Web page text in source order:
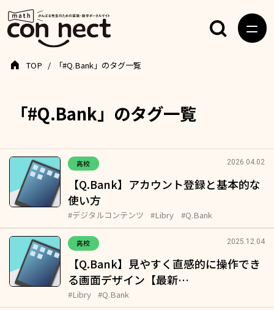
「#Q.Bank」のタグ一覧
TOP 「#Q.Bank」のタグ一覧
高校 2026.04.02
【Q.Bank】アカウント登録と基本的な
使い方
#デジタルコンテンツ #Libry #Q.Bank
高校 2025.12.04
【Q.Bank】見やすく直感的に操作でき
る画面デザイン【最新…
#Libry #Q.Bank